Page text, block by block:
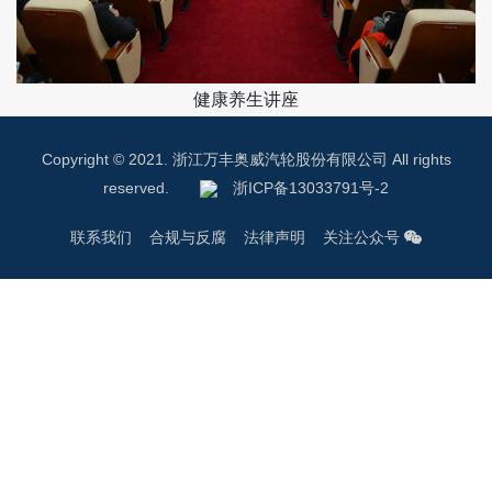
健康养生讲座
Copyright © 2021. 浙江万丰奥威汽轮股份有限公司 All rights
reserved.
浙ICP备13033791号-2
联系我们 合规与反腐 法律声明 关注公众号